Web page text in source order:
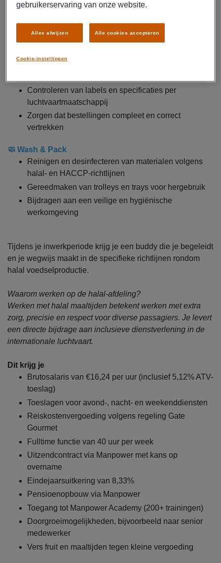
Controleren van ingrediënten en certificeringen
kwaliteitsnormen
Controleren van labels en specificaties per
luchtvaartmaatschappij
Zorgen dat bestellingen compleet en correct
vertrekken
🧼 Wash & Pack
Reinigen en desinfecteren van materialen volgens
halal- en HACCP-richtlijnen
Gereedmaken van trolleys en trays voor hergebruik
Bijdragen aan een veilige en hygiënische
werkomgeving
Tijdens je inwerkperiode krijg je een buddy die je begeleidt
en je wegwijs maakt in de specifieke richtlijnen rondom
halal voedselproductie.
Waarom werken op de halal-afdeling?
Werken met halal maaltijden betekent werken met extra
zorg, precisie en respect voor diverse passagiers. Je levert
een directe bijdrage aan inclusieve dienstverlening in de
internationale luchtvaart.
Dit krijg je
Brutosalaris van €16,24 per uur (inclusief 5,12% ATV-
toeslag)
Toeslagen voor avond-, nacht- en weekenddiensten
Reiskostenvergoeding volgens regeling Gate
Gourmet
Fulltime functie van 40 uur per week
Uitzendcontract via Manpower met kans op
overname
Eindejaarsuitkering van 8,33%
Pensioenopbouw via Manpower
Toegang tot Manpower Academy (200+ trainingen)
Doorgroeimogelijkheden, bijvoorbeeld naar senior
medewerker
Vers fruit en maaltijden tegen kleine vergoeding
gebruikerservaring van onze website.
Cookie-instellingen
Alles afwijzen Alle cookies accepteren